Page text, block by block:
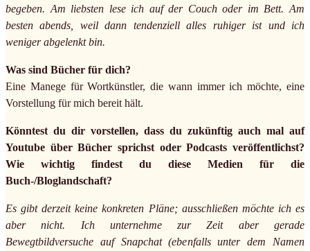
begeben. Am liebsten lese ich auf der Couch oder im Bett. Am
besten abends, weil dann tendenziell alles ruhiger ist und ich
weniger abgelenkt bin.
Was sind Bücher für dich?
Eine Manege für Wortkünstler, die wann immer ich möchte, eine
Vorstellung für mich bereit hält.
Könntest du dir vorstellen, dass du zukünftig auch mal auf
Youtube über Bücher sprichst oder Podcasts veröffentlichst?
Wie wichtig findest du diese Medien für die
Buch-/Bloglandschaft?
Es gibt derzeit keine konkreten Pläne; ausschließen möchte ich es
aber nicht. Ich unternehme zur Zeit aber gerade
Bewegtbildversuche auf Snapchat (ebenfalls unter dem Namen